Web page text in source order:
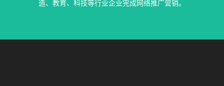
造、教育、科技等行业企业完成网络推广营销。